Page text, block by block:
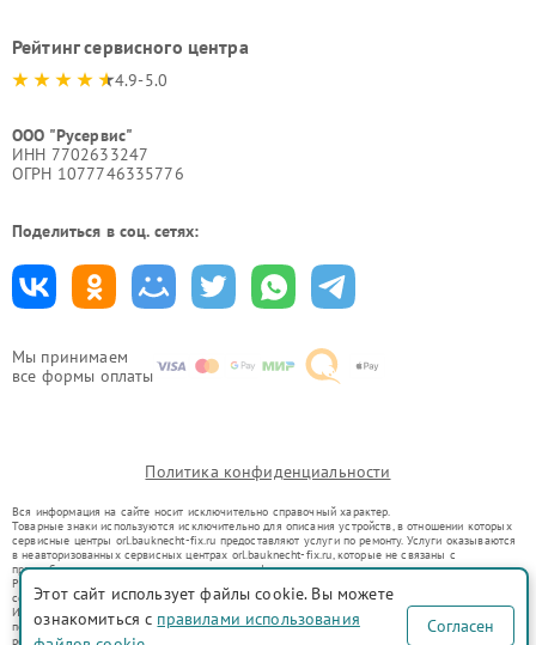
Мы принимаем
все формы оплаты
Рейтинг сервисного центра
4.9-5.0
ООО "Русервис"
ИНН 7702633247
ОГРН 1077746335776
Поделиться в соц. сетях:
Политика конфиденциальности
Вся информация на сайте носит исключительно справочный характер.
Товарные знаки используются исключительно для описания устройств, в отношении которых
сервисные центры orl.bauknecht-fix.ru предоставляют услуги по ремонту. Услуги оказываются
в неавторизованных сервисных центрах orl.bauknecht-fix.ru, которые не связаны с
правообладателями товарных знаков или их официальными представителями.
Ремонт осуществляется для устройств, уже введенных в гражданский оборот в соответствии
со статьей 1487 ГК РФ.
Использование товарных знаков не преследует цели индивидуализации услуг или введения
потребителей в заблуждение, а служит для информирования о предоставляемых услугах по
ремонту техники указанных брендов.
Этот сайт использует файлы cookie. Вы можете
ознакомиться с правилами использования
Согласен